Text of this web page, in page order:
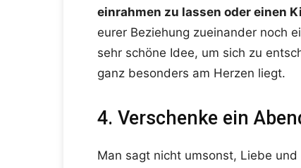
einrahmen zu lassen oder einen
eurer Beziehung zueinander noch
sehr schöne Idee, um sich zu
ganz besonders am Herzen liegt.
4. Verschenke ein
Man sagt nicht umsonst, Liebe